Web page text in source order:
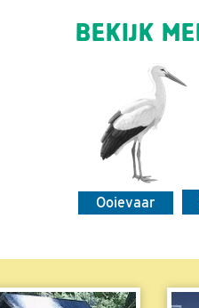
BEKIJK
Ooievaar